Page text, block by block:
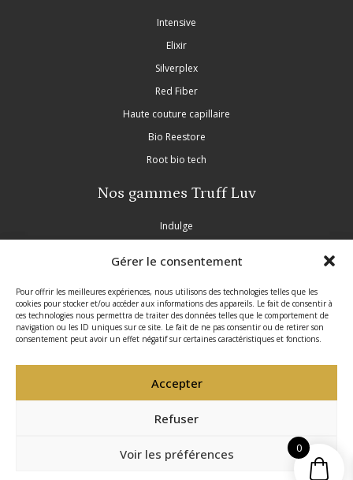
Gérer le consentement
Pour offrir les meilleures expériences, nous utilisons des technologies telles que les
cookies pour stocker et/ou accéder aux informations des appareils. Le fait de consentir à
ces technologies nous permettra de traiter des données telles que le comportement de
navigation ou les ID uniques sur ce site. Le fait de ne pas consentir ou de retirer son
consentement peut avoir un effet négatif sur certaines caractéristiques et fonctions.
Accepter
Refuser
Voir les préférences
Intensive
Elixir
Silverplex
Red Fiber
Haute couture capillaire
Bio Reestore
Root bio tech
Nos gammes Truff Luv
Indulge
Partie légale
Mentions légales
Conditions générales de vente
0
Profitez d’offres exclusives tout au long de l’année,
découvrez nos nouveautés en avant-première et
recevez nos conseils professionnels.
Envoyer votre message